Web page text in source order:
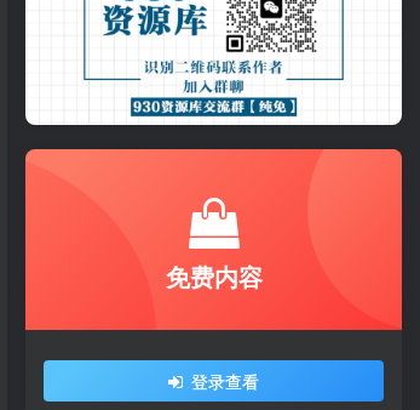
免费内容
登录查看